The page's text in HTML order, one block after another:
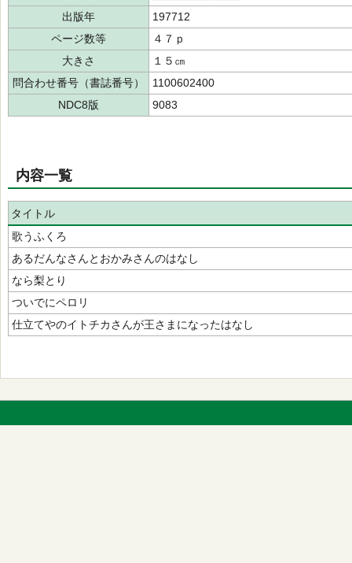
出版年
197712
ページ数等
４７ｐ
大きさ
１５㎝
問合わせ番号（書誌番号）
1100602400
NDC8版
9083
内容一覧
タイトル
歌うふくろ
あるだんなさんとおかみさんのはなし
なら梨とり
ついでにペロリ
仕立てやのイトチカさんが王さまになったはなし